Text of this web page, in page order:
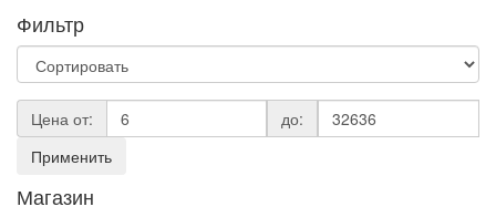
Фильтр
Цена от:
до:
Применить
Магазин